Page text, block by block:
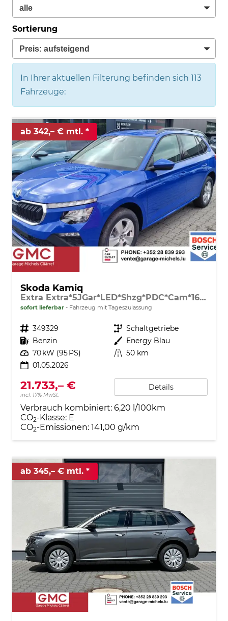
Sortierung
In Ihrer aktuellen Filterung befinden sich 113
Fahrzeuge:
ab 342,– € mtl.
Skoda Kamiq
Extra Extra*5JGar*LED*Shzg*PDC*Cam*16Zoll*ACA*
sofort lieferbar Fahrzeug mit Tageszulassung
Fahrzeugnr. 349329 Getriebe Schaltgetriebe
Kraftstoff Benzin Außenfarbe Energy Blau
Leistung 70 kW (95 PS) Kilometerstand 50 km
01.05.2026
21.733,– €
incl. 17% MwSt.
Details
Verbrauch kombiniert: 6,20 l/100km
CO2-Klasse: E
CO2-Emissionen: 141,00 g/km
ab 345,– € mtl.